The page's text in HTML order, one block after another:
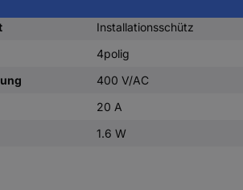
Installationsschütz
4polig
400 V/AC
20 A
1.6 W